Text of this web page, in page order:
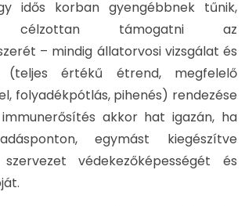
idős korban gyengébbnek tűnik,
célzottan támogatni az
– mindig állatorvosi vizsgálat és
értékű étrend, megfelelő
folyadékpótlás, pihenés) rendezése
akkor hat igazán, ha
egymást kiegészítve
védekezőképességét és